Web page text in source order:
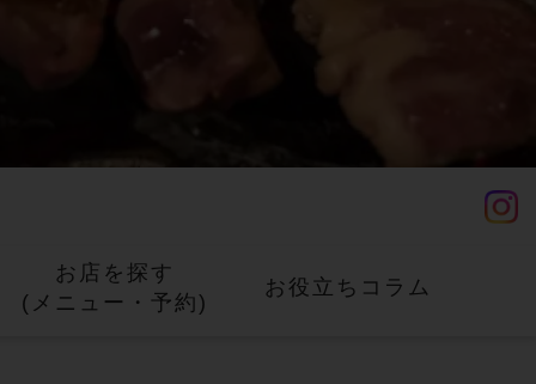
お店を探す
(メニュー・ 予約)
お役立ちコラム